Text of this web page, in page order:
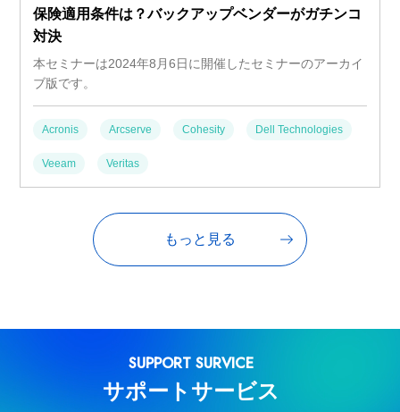
保険適用条件は？バックアップベンダーがガチンコ
対決
本セミナーは2024年8月6日に開催したセミナーのアーカイ
ブ版です。
Acronis Arcserve Cohesity Dell Technologies
Veeam Veritas
もっと見る
SUPPORT SURVICE
サポートサービス